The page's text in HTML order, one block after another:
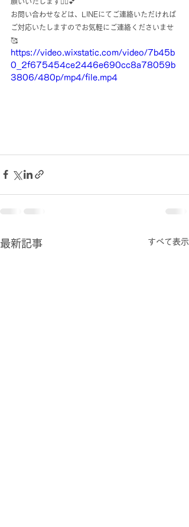
お問い合わせなどは、LINEにてご連絡いただければ
ご対応いたしますのでお気軽にご連絡くださいませ
🥰
https://video.wixstatic.com/video/7b45b
0_2f675454ce2446e690cc8a78059b
3806/480p/mp4/file.mp4
最新記事 すべて表示